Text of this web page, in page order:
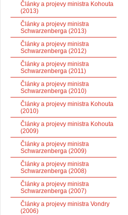
Články a projevy ministra Kohouta
(2013)
Články a projevy ministra
Schwarzenberga (2013)
Články a projevy ministra
Schwarzenberga (2012)
Články a projevy ministra
Schwarzenberga (2011)
Články a projevy ministra
Schwarzenberga (2010)
Články a projevy ministra Kohouta
(2010)
Články a projevy ministra Kohouta
(2009)
Články a projevy ministra
Schwarzenberga (2009)
Články a projevy ministra
Schwarzenberga (2008)
Články a projevy ministra
Schwarzenberga (2007)
Články a projevy ministra Vondry
(2006)